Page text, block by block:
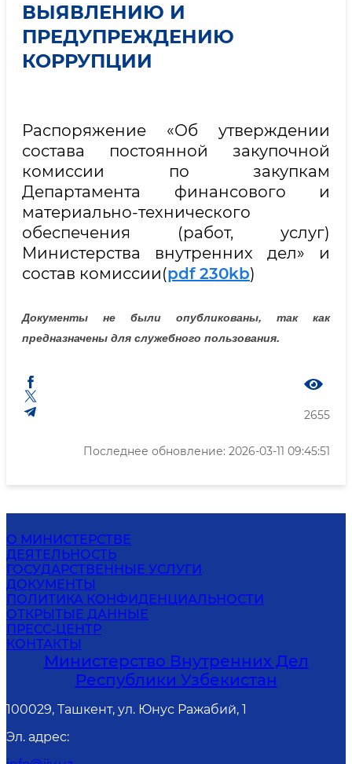
ВЫЯВЛЕНИЮ И
ПРЕДУПРЕЖДЕНИЮ
КОРРУПЦИИ
Распоряжение «Об утверждении
состава постоянной закупочной
комиссии по закупкам
Департамента финансового и
материально-технического
обеспечения (работ, услуг)
Министерства внутренних дел» и
состав комиссии(pdf 230kb)
Документы не были опубликованы, так как
предназначены для служебного пользования.
2655
Последнее обновление: 2026-03-11 09:45:51
О МИНИСТЕРСТВЕ
ДЕЯТЕЛЬНОСТЬ
ГОСУДАРСТВЕННЫЕ УСЛУГИ
ДОКУМЕНТЫ
ПОЛИТИКА КОНФИДЕНЦИАЛЬНОСТИ
ОТКРЫТЫЕ ДАННЫЕ
ПРЕСС-ЦЕНТР
КОНТАКТЫ
Министерство Внутренних Дел
Республики Узбекистан
100029, Ташкент, ул. Юнус Ражабий, 1
Эл. адрес: